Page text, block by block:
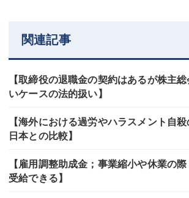
関連記事
【取締役の退職金の契約はあるが株主
いケースの法的扱い】
【海外における過労やハラスメント自殺
日本との比較】
【雇用調整助成金；事業縮小や休業の
受給できる】